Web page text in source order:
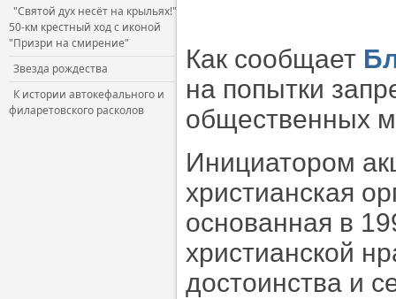
"Святой дух несёт на крыльях!"
50-км крестный ход с иконой
"Призри на смирение"
Звезда рождества
К истории автокефального и
филаретовского расколов
Как сообщает
на попытки
общественных
Инициатором
христианская
основанная в
христианской
достоинства и